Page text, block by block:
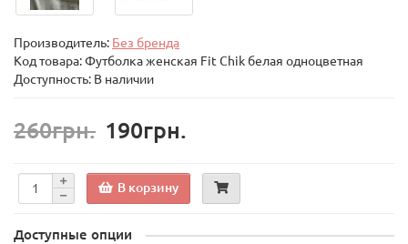
Производитель: Без бренда
Код товара:Футболка женская Fit Chik белая одноцветная
Доступность: В наличии
260грн. 190грн.
В корзину
Доступные опции